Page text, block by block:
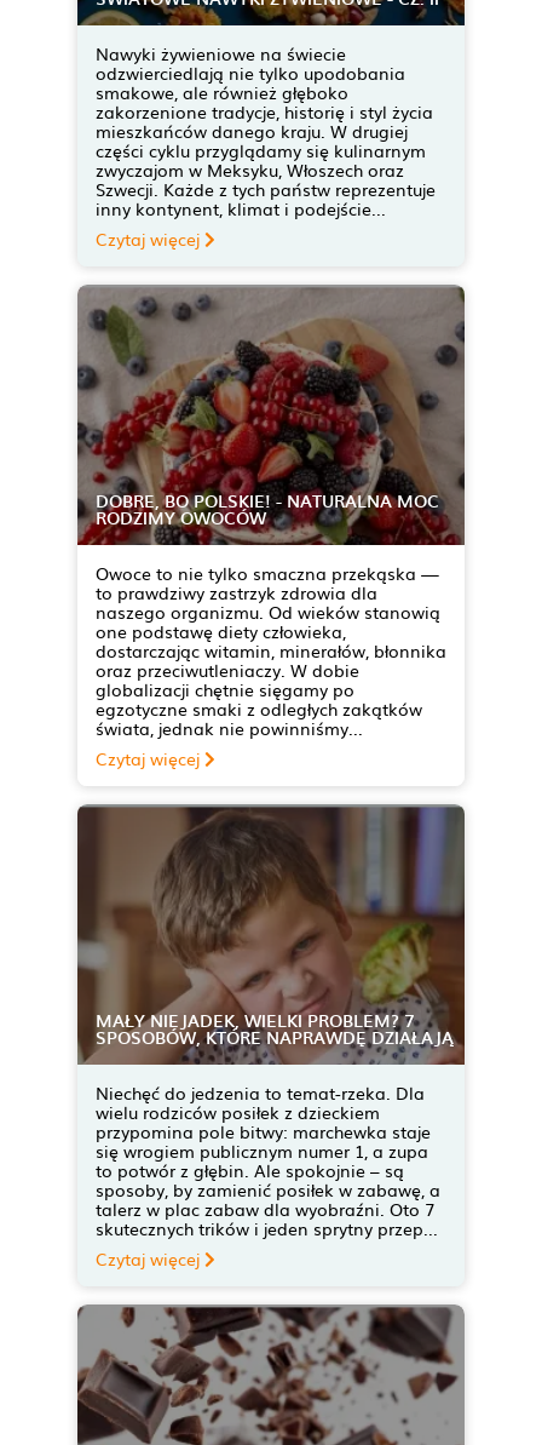
Nawyki żywieniowe na świecie
odzwierciedlają nie tylko upodobania
smakowe, ale również głęboko
zakorzenione tradycje, historię i styl życia
mieszkańców danego kraju. W drugiej
części cyklu przyglądamy się kulinarnym
zwyczajom w Meksyku, Włoszech oraz
Szwecji. Każde z tych państw reprezentuje
inny kontynent, klimat i podejście...
Czytaj więcej
DOBRE, BO POLSKIE! - NATURALNA MOC
RODZIMY OWOCÓW
Owoce to nie tylko smaczna przekąska —
to prawdziwy zastrzyk zdrowia dla
naszego organizmu. Od wieków stanowią
one podstawę diety człowieka,
dostarczając witamin, minerałów, błonnika
oraz przeciwutleniaczy. W dobie
globalizacji chętnie sięgamy po
egzotyczne smaki z odległych zakątków
świata, jednak nie powinniśmy...
Czytaj więcej
MAŁY NIEJADEK, WIELKI PROBLEM? 7
SPOSOBÓW, KTÓRE NAPRAWDĘ DZIAŁAJĄ
Niechęć do jedzenia to temat-rzeka. Dla
wielu rodziców posiłek z dzieckiem
przypomina pole bitwy: marchewka staje
się wrogiem publicznym numer 1, a zupa
to potwór z głębin. Ale spokojnie – są
sposoby, by zamienić posiłek w zabawę, a
talerz w plac zabaw dla wyobraźni. Oto 7
skutecznych trików i jeden sprytny przep...
Czytaj więcej